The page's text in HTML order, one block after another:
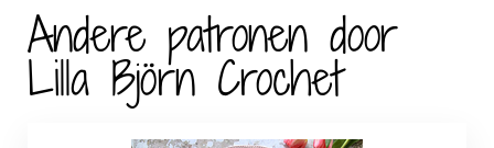
Andere patronen door
Lilla Björn Crochet